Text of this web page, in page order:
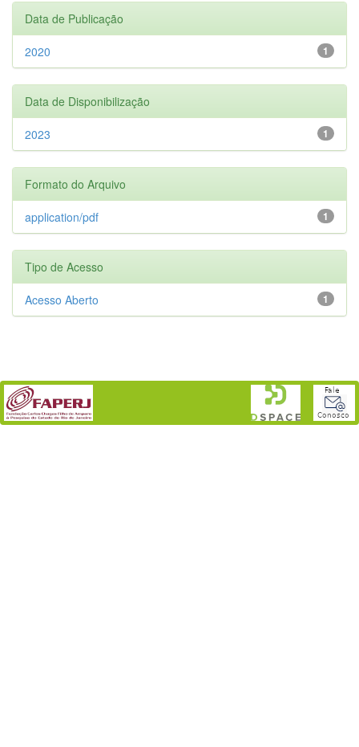
Data de Publicação
1
2020
Data de Disponibilização
1
2023
Formato do Arquivo
1
application/pdf
Tipo de Acesso
1
Acesso Aberto